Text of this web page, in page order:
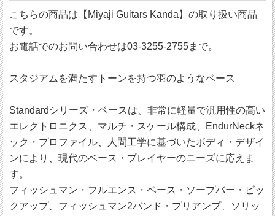
こちらの商品は【Miyaji Guitars Kanda】の取り扱い商品
です。
お電話でのお問い合わせは03-3255-2755まで。
スタジアムを満たすトーンを持つ羽のようなベース
Standardシリーズ・ベースは、非常に軽量で汎用性の高い
エレクトロニクス、マルチ・スケール構成、EndurNeckネ
ック・プロファイル、人間工学に基づいたボディ・デザイ
ンにより、現代のベース・プレイヤーのニーズに応えま
す。
フィッシュマン・フルエンス・ベース・ソープバー・ピッ
クアップ、フィッシュマン2バンド・プリアンプ、ソリッ